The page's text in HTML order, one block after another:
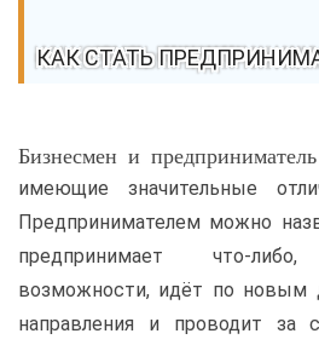
КАК СТАТЬ
Бизнесмен и
имеющие значительные
Предпринимателем можно
предпринимает что-
возможности, идёт по новым
направления и проводит за